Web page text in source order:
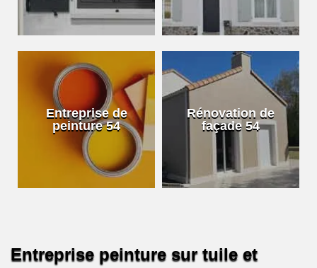
Entreprise de
peinture 54
Rénovation de
façade 54
Entreprise peinture sur tuile et